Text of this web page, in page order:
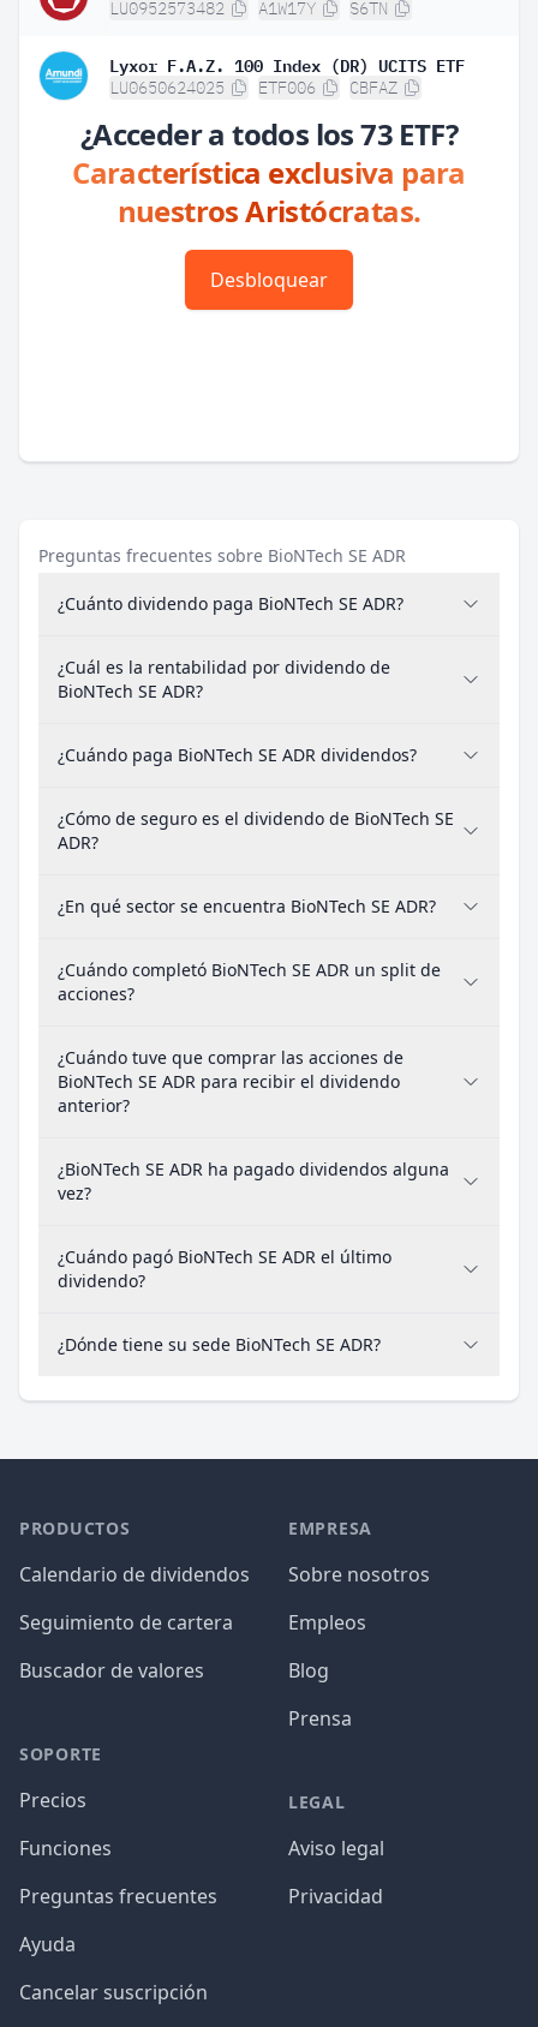
LU0952573482 A1W17Y S6TN
Lyxor F.A.Z. 100 Index (DR) UCITS ETF
LU0650624025 ETF006 CBFAZ
¿Acceder a todos los 73 ETF?
Característica exclusiva para
nuestros Aristócratas.
Desbloquear
Preguntas frecuentes sobre BioNTech SE ADR
¿Cuánto dividendo paga BioNTech SE ADR?
¿Cuál es la rentabilidad por dividendo de
BioNTech SE ADR?
¿Cuándo paga BioNTech SE ADR dividendos?
¿Cómo de seguro es el dividendo de BioNTech SE
ADR?
¿En qué sector se encuentra BioNTech SE ADR?
¿Cuándo completó BioNTech SE ADR un split de
acciones?
¿Cuándo tuve que comprar las acciones de
BioNTech SE ADR para recibir el dividendo
anterior?
¿BioNTech SE ADR ha pagado dividendos alguna
vez?
¿Cuándo pagó BioNTech SE ADR el último
dividendo?
¿Dónde tiene su sede BioNTech SE ADR?
PRODUCTOS
Calendario de dividendos
Seguimiento de cartera
Buscador de valores
SOPORTE
Precios
Funciones
Preguntas frecuentes
Ayuda
Cancelar suscripción
EMPRESA
Sobre nosotros
Empleos
Blog
Prensa
LEGAL
Aviso legal
Privacidad